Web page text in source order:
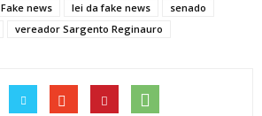
Fake news lei da fake news
senado
vereador Sargento Reginauro